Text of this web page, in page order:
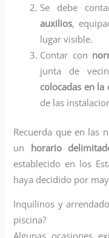
Se debe
auxilios,
lugar visible.
Contar con
junta de
colocadas en la
de las
Recuerda que en las
un horario
establecido en los
haya decidido por
Inquilinos y
piscina?